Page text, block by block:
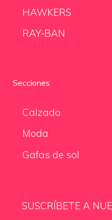
HAWKERS
RAY-BAN
Secciones
Calzado
Moda
Gafas de sol
SUSCRÍBETE A